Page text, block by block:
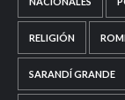
RELIGIÓN
SARANDÍ GRANDE